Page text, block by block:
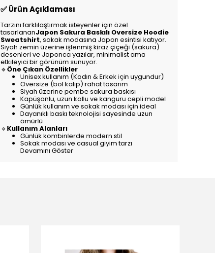
✅ Ürün Açıklaması
Tarzını farklılaştırmak isteyenler için özel
tasarlananJapon Sakura Baskılı Oversize Hoodie
Sweatshirt, sokak modasına Japon esintisi katıyor.
Siyah zemin üzerine işlenmiş kiraz çiçeği (sakura)
desenleri ve Japonca yazılar, minimalist ama
etkileyici bir görünüm sunuyor.
🔹 Öne Çıkan Özellikler
Unisex kullanım (Kadın & Erkek için uygundur)
Oversize (bol kalıp) rahat tasarım
Siyah üzerine pembe sakura baskısı
Kapüşonlu, uzun kollu ve kanguru cepli model
Günlük kullanım ve sokak modası için ideal
Dayanıklı baskı teknolojisi sayesinde uzun
ömürlü
🔹 Kullanım Alanları
Günlük kombinlerde modern stil
Sokak modası ve casual giyim tarzı
Devamını Göster